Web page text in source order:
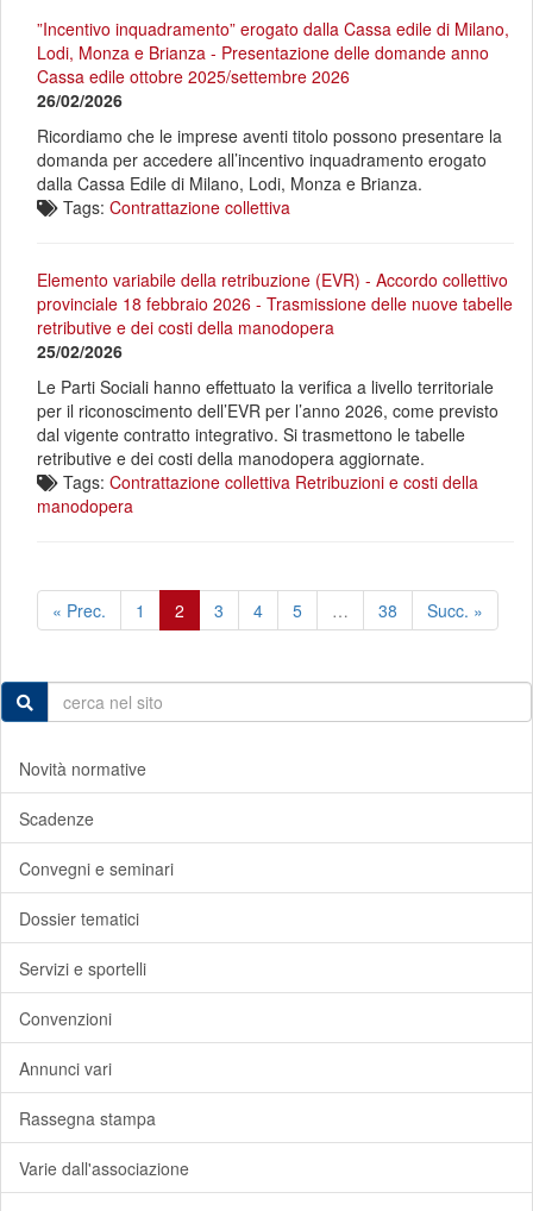
”Incentivo inquadramento” erogato dalla Cassa edile di Milano,
Lodi, Monza e Brianza - Presentazione delle domande anno
Cassa edile ottobre 2025/settembre 2026
26/02/2026
Ricordiamo che le imprese aventi titolo possono presentare la
domanda per accedere all’incentivo inquadramento erogato
dalla Cassa Edile di Milano, Lodi, Monza e Brianza.
Tags: Contrattazione collettiva
Elemento variabile della retribuzione (EVR) - Accordo collettivo
provinciale 18 febbraio 2026 - Trasmissione delle nuove tabelle
retributive e dei costi della manodopera
25/02/2026
Le Parti Sociali hanno effettuato la verifica a livello territoriale
per il riconoscimento dell’EVR per l’anno 2026, come previsto
dal vigente contratto integrativo. Si trasmettono le tabelle
retributive e dei costi della manodopera aggiornate.
Tags: Contrattazione collettiva Retribuzioni e costi della
manodopera
« Prec. 1 2 3 4 5 … 38 Succ. »
Novità normative
Scadenze
Convegni e seminari
Dossier tematici
Servizi e sportelli
Convenzioni
Annunci vari
Rassegna stampa
Varie dall'associazione